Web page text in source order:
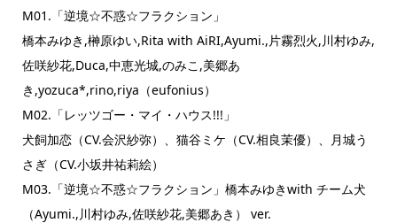
M01.「逆境☆不惑☆フラクション」
橋本みゆき,榊原ゆい,Rita with AiRI,Ayumi.,片霧烈火,川村ゆみ,
佐咲紗花,Duca,中恵光城,のみこ,美郷あ
き,yozuca*,rino,riya（eufonius）
M02.「レッツゴー・マイ・ハウス!!!」
犬飼加恋（CV.会沢紗弥）、猫谷ミケ（CV.相良茉優）、月城う
さぎ（CV.小坂井祐莉絵）
M03.「逆境☆不惑☆フラクション」橋本みゆきwith チーム犬
（Ayumi.,川村ゆみ,佐咲紗花,美郷あき） ver.